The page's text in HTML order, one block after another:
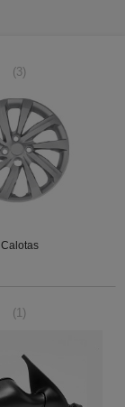
(3)
Calotas
(1)